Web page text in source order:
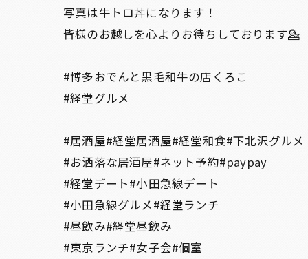
写真は牛トロ丼になります！
皆様のお越しを心よりお待ちしております💁
#博多おでんと黒毛和牛の店くろこ
#経堂グルメ
#居酒屋#経堂居酒屋#経堂和食#下北沢グルメ
#お洒落な居酒屋#ネット予約#paypay
#経堂デート#小田急線デート
#小田急線グルメ#経堂ランチ
#昼飲み#経堂昼飲み
#東京ランチ#女子会#個室